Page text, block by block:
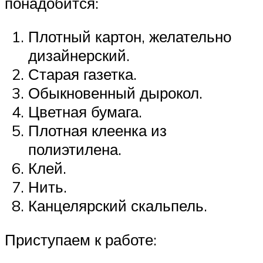
Плотный картон, желательно
дизайнерский.
Старая газетка.
Обыкновенный дырокол.
Цветная бумага.
Плотная клеенка из
полиэтилена.
Клей.
Нить.
Канцелярский скальпель.
Приступаем к работе: